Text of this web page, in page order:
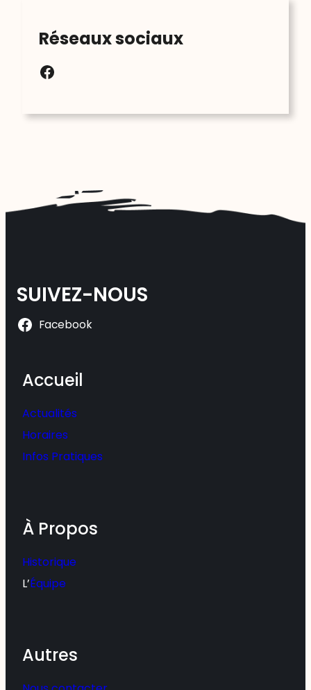
Réseaux sociaux
Facebook
SUIVEZ-NOUS
Facebook
Accueil
Actualités
Horaires
Infos Pratiques
À Propos
Historique
L’Équipe
Autres